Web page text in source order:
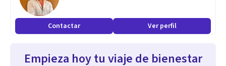
Contactar Ver perfil
Empieza hoy tu viaje de bienestar